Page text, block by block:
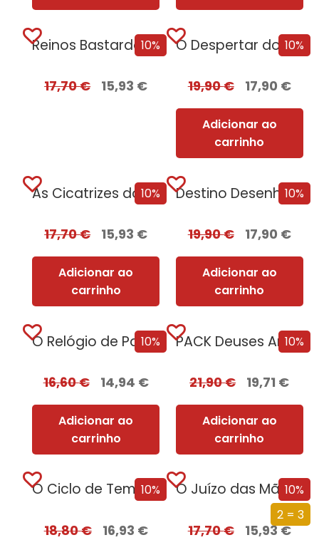
10%
Reinos Bastardos [Edição Autografada]
17,70€ 15,93 €
10%
O Despertar do Caos
19,90€ 17,90 €
Adicionar ao
carrinho
10%
As Cicatrizes do Tempo
17,70€ 15,93 €
Adicionar ao
carrinho
10%
Destino Desenhado a Sangue
19,90€ 17,90 €
Adicionar ao
carrinho
10%
O Relógio de Parede
16,60€ 14,94 €
Adicionar ao
carrinho
10%
PACK Deuses Americanos
21,90€ 19,71 €
Adicionar ao
carrinho
10%
O Ciclo de Tempo Infinito
18,80€ 16,93 €
10%
2 = 3
O Juízo das Mãos – Volume 1 | O Dragão da Montanha
17,70€ 15,93€